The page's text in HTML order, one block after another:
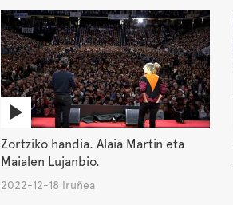
Zortziko handia. Alaia Martin eta
Maialen Lujanbio.
2022-12-18 Iruñea